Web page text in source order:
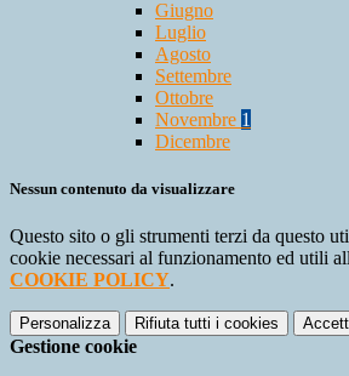
Giugno
Luglio
Agosto
Settembre
Ottobre
Novembre 1
Dicembre
Nessun contenuto da visualizzare
Questo sito o gli strumenti terzi da questo
cookie necessari al funzionamento ed utili
COOKIE POLICY.
Personalizza Rifiuta tutti i cookies
Gestione cookie